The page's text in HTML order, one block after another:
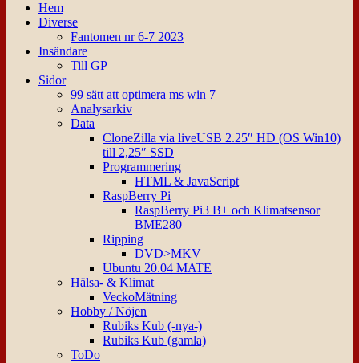
Hem
Diverse
Fantomen nr 6-7 2023
Insändare
Till GP
Sidor
99 sätt att optimera ms win 7
Analysarkiv
Data
CloneZilla via liveUSB 2.25″ HD (OS Win10)
till 2,25″ SSD
Programmering
HTML & JavaScript
RaspBerry Pi
RaspBerry Pi3 B+ och Klimatsensor
BME280
Ripping
DVD>MKV
Ubuntu 20.04 MATE
Hälsa- & Klimat
VeckoMätning
Hobby / Nöjen
Rubiks Kub (-nya-)
Rubiks Kub (gamla)
ToDo